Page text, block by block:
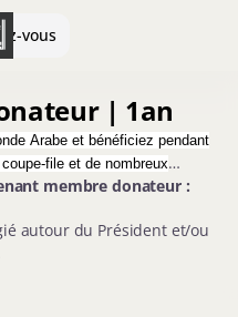
vous
| 1an
Arabe et bénéficiez pendant
file et de nombreux
membre donateur :
autour du Président et/ou
de l'IMA